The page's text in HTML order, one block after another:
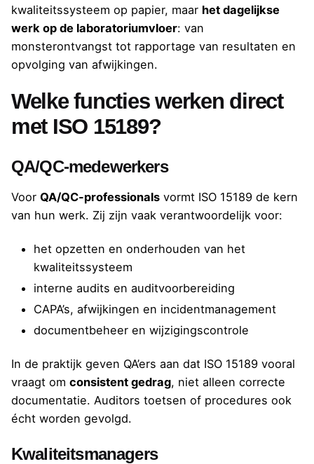
kwaliteitssysteem op papier, maar het dagelijkse
werk op de laboratoriumvloer: van
monsterontvangst tot rapportage van resultaten en
opvolging van afwijkingen.
Welke functies werken direct
met ISO 15189?
QA/QC-medewerkers
Voor QA/QC-professionals vormt ISO 15189 de kern
van hun werk. Zij zijn vaak verantwoordelijk voor:
het opzetten en onderhouden van het
kwaliteitssysteem
interne audits en auditvoorbereiding
CAPA’s, afwijkingen en incidentmanagement
documentbeheer en wijzigingscontrole
In de praktijk geven QA’ers aan dat ISO 15189 vooral
vraagt om consistent gedrag, niet alleen correcte
documentatie. Auditors toetsen of procedures ook
écht worden gevolgd.
Kwaliteitsmanagers